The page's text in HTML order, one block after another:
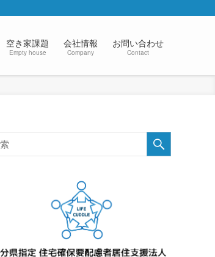
空き家課題
Empty house
会社情報
Company
お問い合わせ
Contact